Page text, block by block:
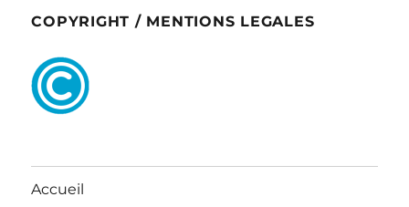
COPYRIGHT / MENTIONS LEGALES
Accueil